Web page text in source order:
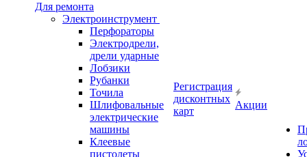
Для ремонта
Электроинструмент
Перфораторы
Электродрели,
дрели ударные
Лобзики
Рубанки
Точила
Шлифовальные
электрические
машины
Клеевые
пистолеты
Регистрация
дисконтных
карт
Акции